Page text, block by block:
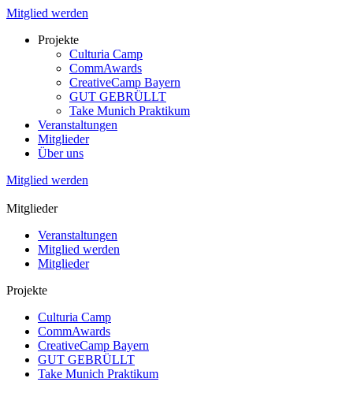
Mitglied werden
Projekte
Culturia Camp
CommAwards
CreativeCamp Bayern
GUT GEBRÜLLT
Take Munich Praktikum
Veranstaltungen
Mitglieder
Über uns
Mitglied werden
Mitglieder
Veranstaltungen
Mitglied werden
Mitglieder
Projekte
Culturia Camp
CommAwards
CreativeCamp Bayern
GUT GEBRÜLLT
Take Munich Praktikum